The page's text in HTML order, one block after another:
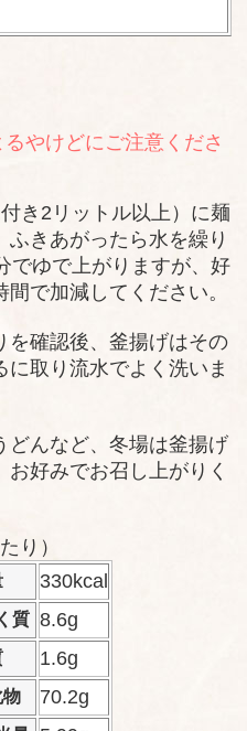
やけどにご注意くださ
き2リットル以上）に麺
ふきあがったら水を繰り
でゆで上がりますが、好
で加減してください。
を確認後、釜揚げはその
に取り流水でよく洗いま
どんなど、冬場は釜揚げ
好みでお召し上がりく
り）
330kcal
質 8.6g
1.6g
物 70.2g